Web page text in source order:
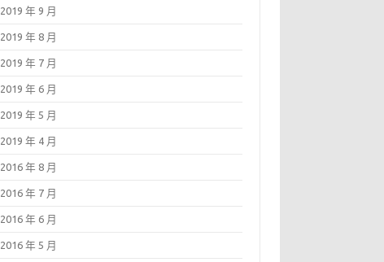
2019 年 9 月
2019 年 8 月
2019 年 7 月
2019 年 6 月
2019 年 5 月
2019 年 4 月
2016 年 8 月
2016 年 7 月
2016 年 6 月
2016 年 5 月